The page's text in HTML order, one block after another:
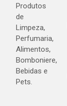
Produtos
de
Limpeza,
Perfumaria,
Alimentos,
Bomboniere,
Bebidas e
Pets.